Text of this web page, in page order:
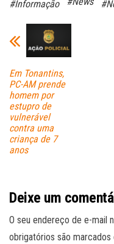
#Informação
Em Tonantins,
PC-AM prende
homem por
estupro de
vulnerável
contra uma
criança de 7
anos
Deixe um
O seu endereço de e-mail
obrigatórios são marcados